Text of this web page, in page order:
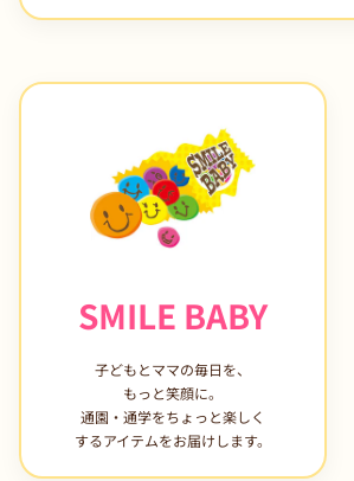
SMILE BABY
子どもとママの毎日を、
もっと笑顔に。
通園・通学をちょっと楽しく
するアイテムをお届けします。